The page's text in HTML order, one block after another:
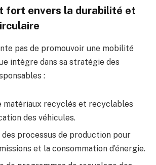
fort envers la durabilité et
pas de promouvoir une mobilité
intègre dans sa stratégie des
:
matériaux recyclés et recyclables
des véhicules.
processus de production pour
et la consommation d’énergie.